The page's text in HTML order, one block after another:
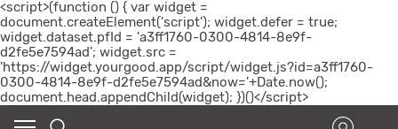
<script>(function () { var widget =
document.createElement('script'); widget.defer = true;
widget.dataset.pfId = 'a3ff1760-0300-4814-8e9f-
d2fe5e7594ad'; widget.src =
'https://widget.yourgood.app/script/widget.js?id=a3ff1760-
0300-4814-8e9f-d2fe5e7594ad&now='+Date.now();
document.head.appendChild(widget); })()</script>